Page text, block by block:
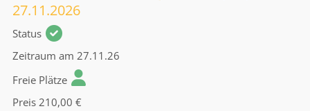
27.11.2026
Status
Zeitraum am 27.11.26
Freie Plätze
Preis 210,00 €